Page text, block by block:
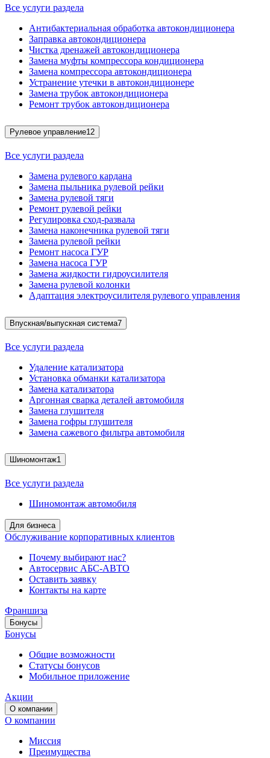
Все услуги раздела
Антибактериальная обработка автокондиционера
Заправка автокондиционера
Чистка дренажей автокондиционера
Замена муфты компрессора кондиционера
Замена компрессора автокондиционера
Устранение утечки в автокондиционере
Замена трубок автокондиционера
Ремонт трубок автокондиционера
Рулевое управление12
Все услуги раздела
Замена рулевого кардана
Замена пыльника рулевой рейки
Замена рулевой тяги
Ремонт рулевой рейки
Регулировка сход-развала
Замена наконечника рулевой тяги
Замена рулевой рейки
Ремонт насоса ГУР
Замена насоса ГУР
Замена жидкости гидроусилителя
Замена рулевой колонки
Адаптация электроусилителя рулевого управления
Впускная/выпускная система7
Все услуги раздела
Удаление катализатора
Установка обманки катализатора
Замена катализатора
Аргонная сварка деталей автомобиля
Замена глушителя
Замена гофры глушителя
Замена сажевого фильтра автомобиля
Шиномонтаж1
Все услуги раздела
Шиномонтаж автомобиля
Для бизнеса
Обслуживание корпоративных клиентов
Почему выбирают нас?
Автосервис АБС-АВТО
Оставить заявку
Контакты на карте
Франшиза
Бонусы
Бонусы
Общие возможности
Статусы бонусов
Мобильное приложение
Акции
О компании
О компании
Миссия
Преимущества